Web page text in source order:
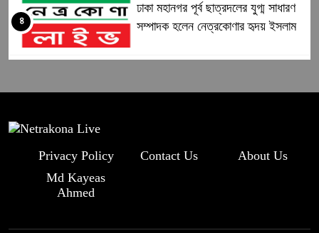
ঢাকা মহানগর পূর্ব ছাত্রদলের যুগ্ম সাধারণ
সম্পাদক হলেন নেত্রকোণার হৃদয় ইসলাম
৪
সম্পাদক হলেন নেত্রকোণার হৃদয় ইসলাম
মাঝে বিনামূল্যে কৃষি প্রণোদনা বিতরণ
Privacy Policy Contact Us
About Us
Md Kayeas
Ahmed